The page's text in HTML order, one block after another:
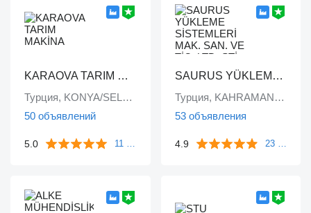
KARAOVA TARIM MAKİNA
Турция, KONYA/SELÇUKLU
50 объявлений
5.0 11 отзывов
SAURUS YÜKLEME SİSTEMLERİ MAK. SAN. VE TİC. LTD. ŞTİ.
Турция, KAHRAMANKAZAN/ ANKARA
53 объявления
4.9 23 отзыва